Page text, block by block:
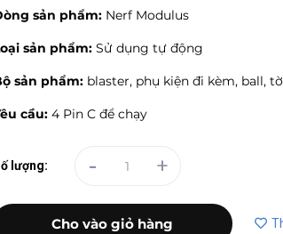
sản phẩm:Nerf Modulus
sản phẩm:Sử dụng tự động
sản phẩm:blaster, phụ kiện đi kèm, ball,
cầu:4 Pin C để chạy
lượng: - +
Cho vào giỏ hàng